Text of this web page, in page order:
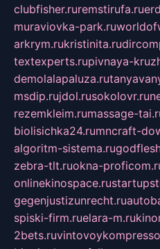
clubfisher.ruremstirufa.ru
muraviovka-park.ru
arkrym.rukristinita.ru
textexperts.rupivnaya-
demolalapaluza.ru
msdip.rujdol.rusokolovr.ru
rezemkleim.rumassage-
biolisichka24.rumncraft-
algoritm-sistema.ru
zebra-tlt.ruokna-
onlinekinospace.ru
gegenjustizunrecht.ru
spiski-firm.ruelara-m.ru
2bets.ru